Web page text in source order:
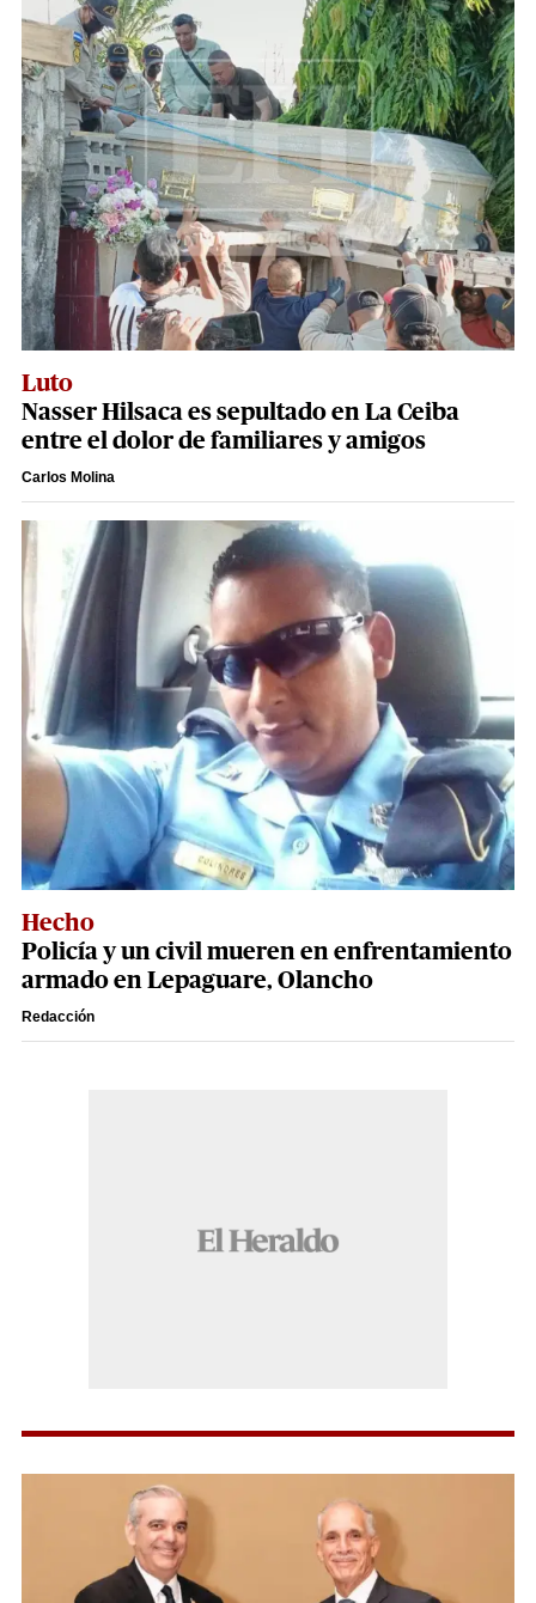
Luto
Nasser Hilsaca es sepultado en La Ceiba
entre el dolor de familiares y amigos
Carlos Molina
Hecho
Policía y un civil mueren en enfrentamiento
armado en Lepaguare, Olancho
Redacción